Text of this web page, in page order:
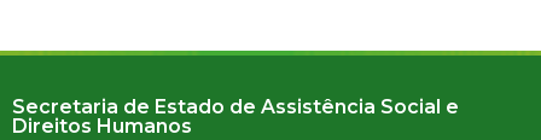
Secretaria de Estado de Assistência Social e
Direitos Humanos